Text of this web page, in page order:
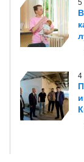
5
4